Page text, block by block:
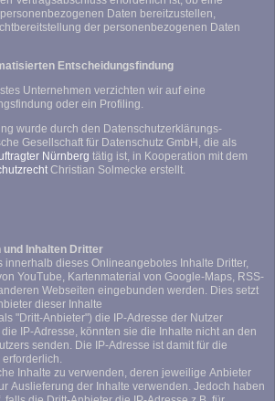
Daten bereitzustellen,
der personenbezogenen Daten
Entscheidungsfindung
Unternehmen verzichten wir auf eine
oder ein Profiling.
wurde durch den Datenschutzerklärungs-
Gesellschaft für Datenschutz GmbH, die als
Nürnberg tätig ist, in Kooperation mit dem
Christian Solmecke erstellt.
und Inhalten Dritter
dieses Onlineangebotes Inhalte Dritter,
Kartenmaterial von Google-Maps, RSS-
eingebunden werden. Dies setzt
dieser Inhalte
"Dritt-Anbieter") die IP-Adresse der Nutzer
IP-Adresse, könnten sie die Inhalte nicht an den
senden. Die IP-Adresse ist damit für die